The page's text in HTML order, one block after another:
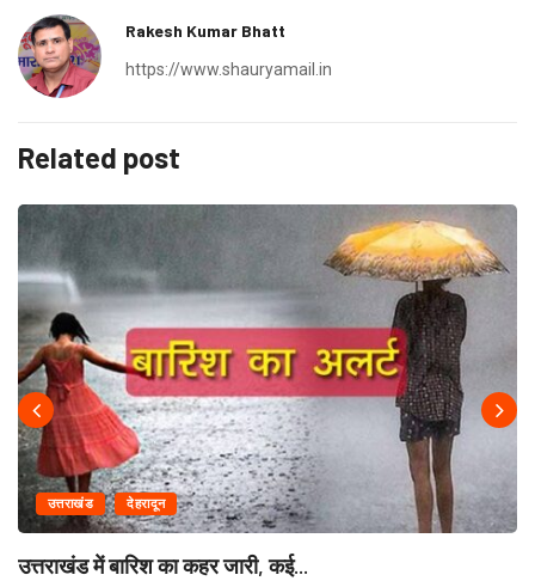
Rakesh Kumar Bhatt
https://www.shauryamail.in
Related post
उत्तराखंड देहरादून
उत्तराखंड में बारिश का कहर जारी, कई...